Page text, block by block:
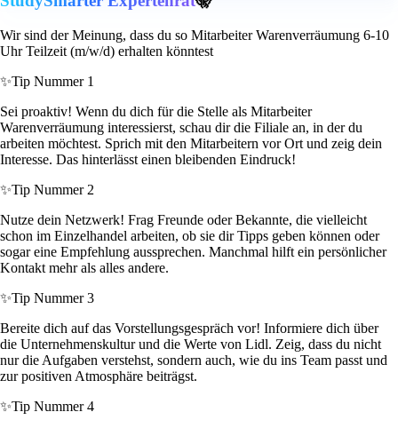
Wir sind der Meinung, dass du so Mitarbeiter Warenverräumung 6-10
Uhr Teilzeit (m/w/d) erhalten könntest
✨Tip Nummer 1
Sei proaktiv! Wenn du dich für die Stelle als Mitarbeiter
Warenverräumung interessierst, schau dir die Filiale an, in der du
arbeiten möchtest. Sprich mit den Mitarbeitern vor Ort und zeig dein
Interesse. Das hinterlässt einen bleibenden Eindruck!
✨Tip Nummer 2
Nutze dein Netzwerk! Frag Freunde oder Bekannte, die vielleicht
schon im Einzelhandel arbeiten, ob sie dir Tipps geben können oder
sogar eine Empfehlung aussprechen. Manchmal hilft ein persönlicher
Kontakt mehr als alles andere.
✨Tip Nummer 3
Bereite dich auf das Vorstellungsgespräch vor! Informiere dich über
die Unternehmenskultur und die Werte von Lidl. Zeig, dass du nicht
nur die Aufgaben verstehst, sondern auch, wie du ins Team passt und
zur positiven Atmosphäre beiträgst.
✨Tip Nummer 4